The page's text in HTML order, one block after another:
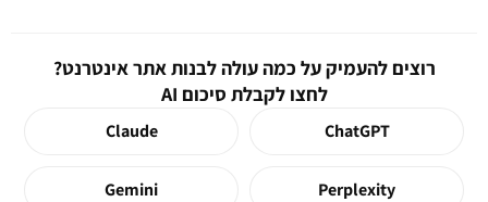
רוצים להעמיק על כמה עולה לבנות אתר אינטרנט?
לחצו לקבלת סיכום AI
ChatGPT
Claude
Perplexity
Gemini